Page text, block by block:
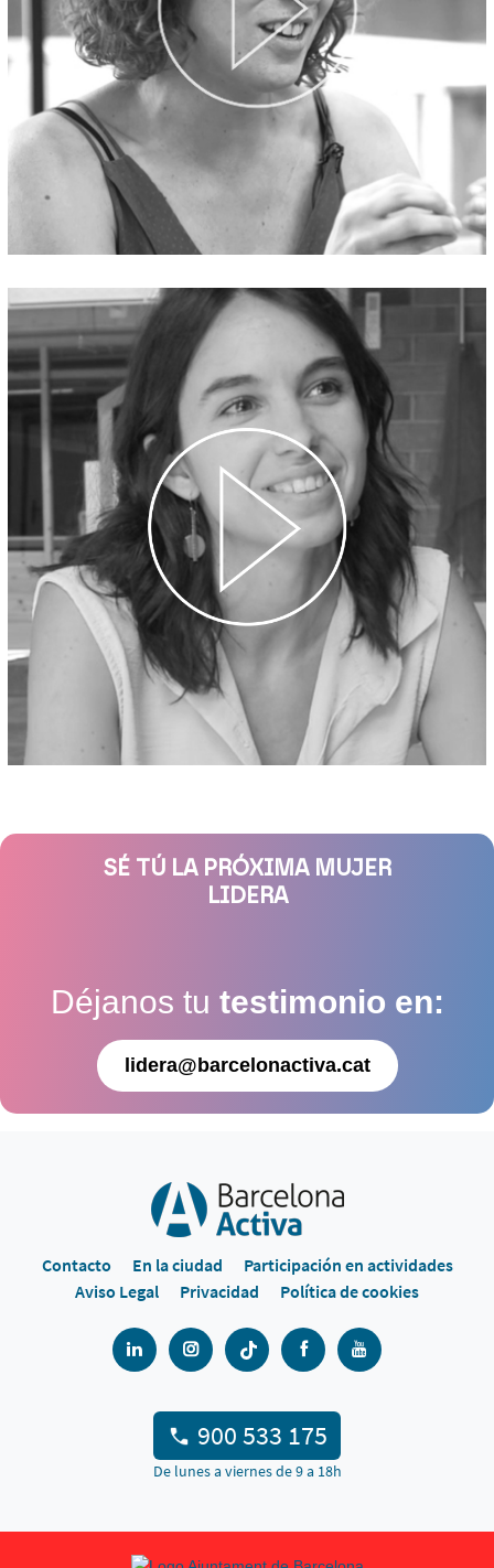
SÉ TÚ LA PRÓXIMA MUJER
LIDERA
Déjanos tu testimonio en:
lidera@barcelonactiva.cat
Contacto En la ciudad
Participación en actividades
Aviso Legal
Privacidad Política de cookies
900 533 175
De lunes a viernes de 9 a 18h